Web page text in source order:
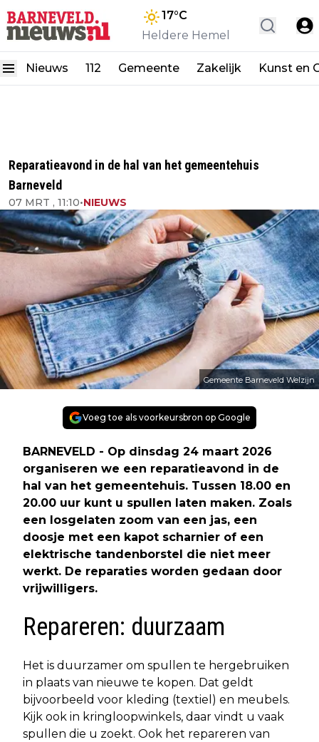
17°C
Heldere Hemel
Nieuws 112 Gemeente Zakelijk Kunst en
Reparatieavond in de hal van het gemeentehuis
Barneveld
07 MRT , 11:10•NIEUWS
Gemeente Barneveld Welzijn
Voeg toe als voorkeursbron op Google
BARNEVELD - Op dinsdag 24 maart 2026
organiseren we een reparatieavond in de
hal van het gemeentehuis. Tussen 18.00 en
20.00 uur kunt u spullen laten maken. Zoals
een losgelaten zoom van een jas, een
doosje met een kapot scharnier of een
elektrische tandenborstel die niet meer
werkt. De reparaties worden gedaan door
vrijwilligers.
Repareren: duurzaam
Het is duurzamer om spullen te hergebruiken
in plaats van nieuwe te kopen. Dat geldt
bijvoorbeeld voor kleding (textiel) en meubels.
Kijk ook in kringloopwinkels, daar vindt u vaak
spullen die u zoekt. Ook het repareren van